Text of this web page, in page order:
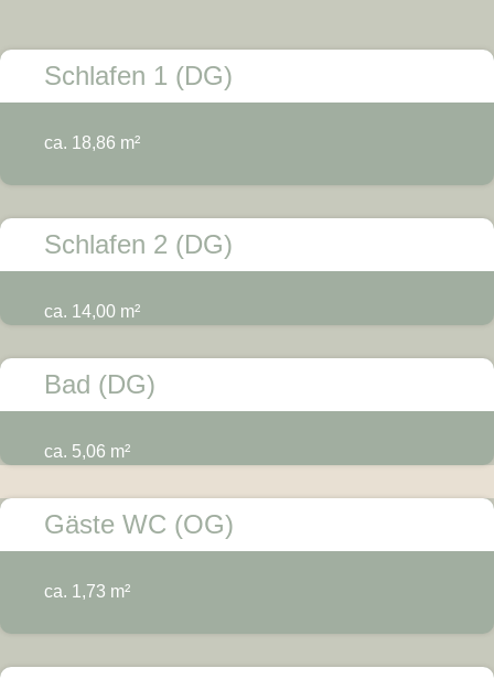
Schlafen 1 (DG)
ca. 18,86 m²
Schlafen 2 (DG)
ca. 14,00 m²
Bad (DG)
ca. 5,06 m²
Gäste WC (OG)
ca. 1,73 m²